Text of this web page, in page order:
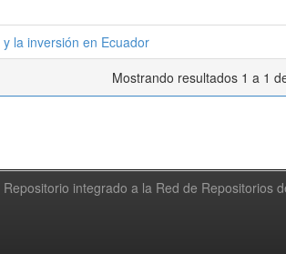
la inversión en Ecuador
Mostrando resultados 1 a 1
Repositorio integrado a la Red de Repositorios